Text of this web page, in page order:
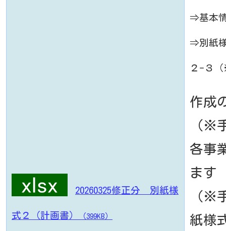
20260325修正分 別紙様
式２（計画書） （399KB）
⇒基本
⇒別紙
２-３
作成
（※
各事
ます
（※
紙様